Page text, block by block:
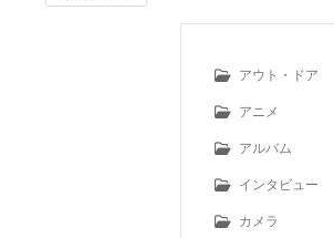
アウト・ドア
アニメ
アルバム
インタビュー
カメラ